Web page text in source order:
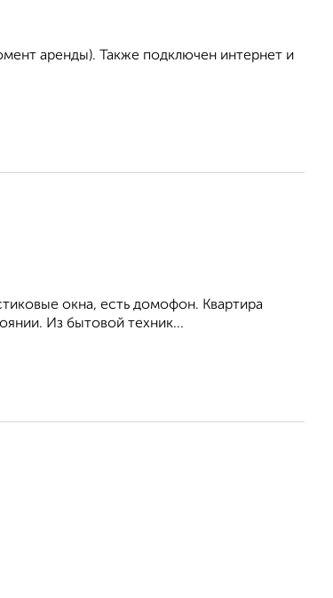
аренды). Также подключен интернет и
окна, есть домофон. Квартира
Из бытовой техник...